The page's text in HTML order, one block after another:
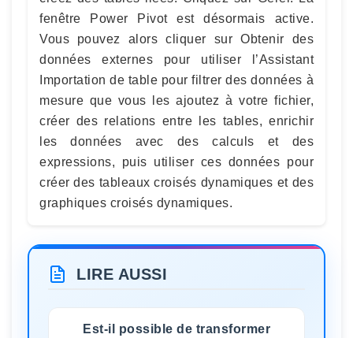
fenêtre Power Pivot est désormais active.
Vous pouvez alors cliquer sur Obtenir des
données externes pour utiliser l’Assistant
Importation de table pour filtrer des données à
mesure que vous les ajoutez à votre fichier,
créer des relations entre les tables, enrichir
les données avec des calculs et des
expressions, puis utiliser ces données pour
créer des tableaux croisés dynamiques et des
graphiques croisés dynamiques.
LIRE AUSSI
Est-il possible de transformer